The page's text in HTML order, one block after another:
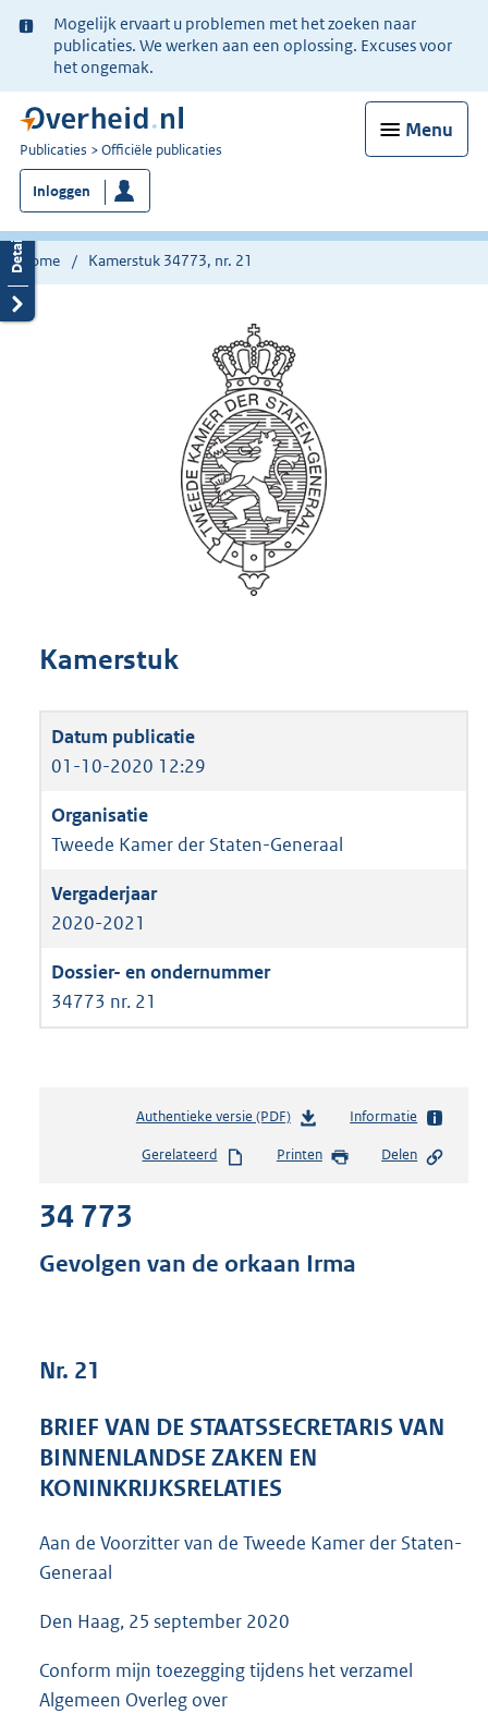
Ter
informatie:
Mogelijk ervaart u problemen met het zoeken naar
publicaties. We werken aan een oplossing. Excuses voor
het ongemak.
Menu
U
bent
nu
hier:
Publicaties Officiële publicaties
Inloggen
Home Kamerstuk 34773, nr. 21
Kamerstuk
01-10-2020 12:29
Tweede Kamer der Staten-Generaal
2020-2021
34773 nr. 21
Authentieke versie (PDF)b
s
s
e
b
Informatie
Gerelateerd Printen Delen
34 773
Gevolgen van de orkaan Irma
Nr. 21
BRIEF VAN DE STAATSSECRETARIS VAN
BINNENLANDSE ZAKEN EN
KONINKRIJKSRELATIES
Aan de Voorzitter van de Tweede Kamer der Staten-
Generaal
Den Haag, 25 september 2020
Conform mijn toezegging tijdens het verzamel
Algemeen Overleg over